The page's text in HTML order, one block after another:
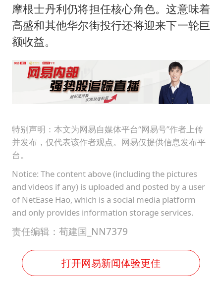
摩根士丹利仍将担任核心角色。这意味着
高盛和其他华尔街投行还将迎来下一轮巨
额收益。
特别声明：本文为网易自媒体平台“网易号”作者上传
并发布，仅代表该作者观点。网易仅提供信息发布平
台。
Notice: The content above (including the pictures
and videos if any) is uploaded and posted by a user
of NetEase Hao, which is a social media platform
and only provides information storage services.
责任编辑：荀建国_NN7379
打开网易新闻体验更佳